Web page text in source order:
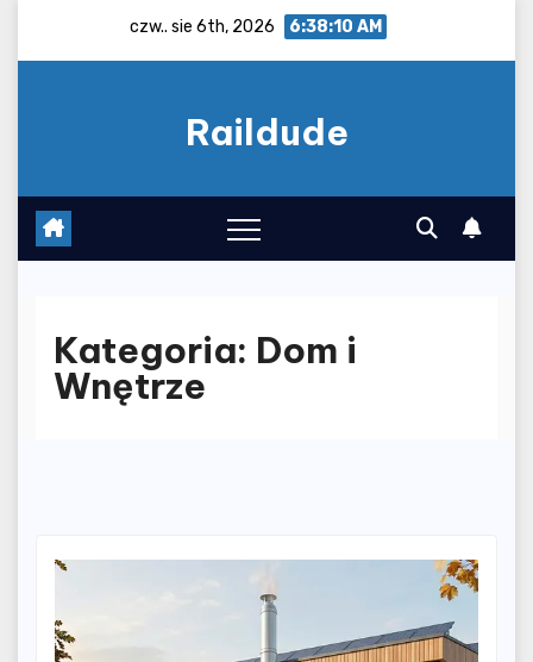
czw.. sie 6th, 2026 6:38:12 AM
Raildude
Kategoria: Dom i
Wnętrze